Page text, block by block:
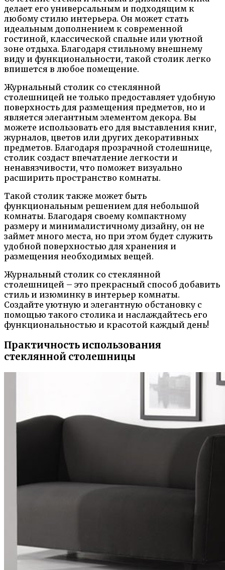
делает его универсальным и подходящим к
любому стилю интерьера. Он может стать
идеальным дополнением к современной
гостиной, классической спальне или уютной
зоне отдыха. Благодаря стильному внешнему
виду и функциональности, такой столик легко
впишется в любое помещение.
Журнальный столик со стеклянной
столешницей не только предоставляет удобную
поверхность для размещения предметов, но и
является элегантным элементом декора. Вы
можете использовать его для выставления книг,
журналов, цветов или других декоративных
предметов. Благодаря прозрачной столешнице,
столик создаст впечатление легкости и
ненавязчивости, что поможет визуально
расширить пространство комнаты.
Такой столик также может быть
функциональным решением для небольшой
комнаты. Благодаря своему компактному
размеру и минималистичному дизайну, он не
займет много места, но при этом будет служить
удобной поверхностью для хранения и
размещения необходимых вещей.
Журнальный столик со стеклянной
столешницей – это прекрасный способ добавить
стиль и изюминку в интерьер комнаты.
Создайте уютную и элегантную обстановку с
помощью такого столика и наслаждайтесь его
функциональностью и красотой каждый день!
Практичность использования
стеклянной столешницы